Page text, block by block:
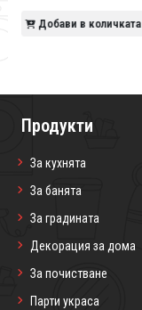
Добави в количката
Продукти
За кухнята
За банята
За градината
Декорация за дома
За почистване
Парти украса